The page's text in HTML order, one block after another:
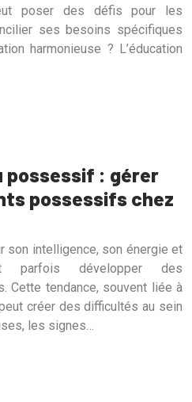
poser des défis pour les
ses besoins spécifiques
harmonieuse ? L’éducation
possessif : gérer
possessifs chez
son intelligence, son énergie et
parfois développer des
Cette tendance, souvent liée à
créer des difficultés au sein
les signes…